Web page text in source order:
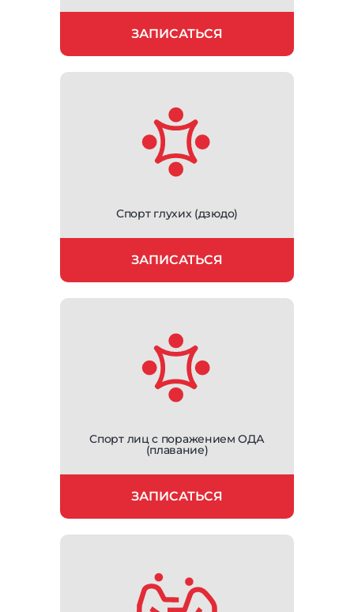
ЗАПИСАТЬСЯ
Спорт глухих (дзюдо)
ЗАПИСАТЬСЯ
Спорт лиц с поражением ОДА
(плавание)
ЗАПИСАТЬСЯ